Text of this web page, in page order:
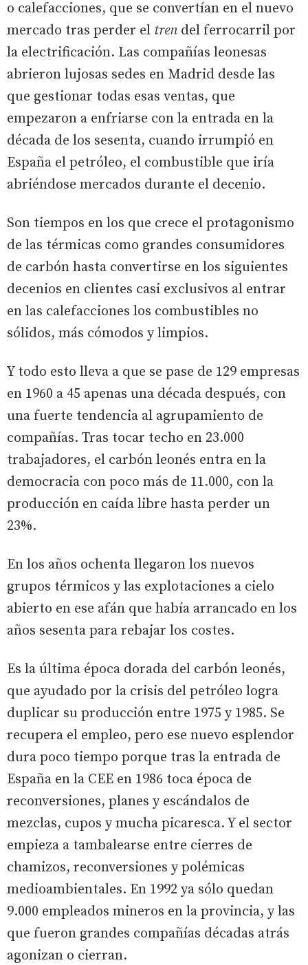
o calefacciones, que se convertían en el nuevo
mercado tras perder el tren del ferrocarril por
la electrificación. Las compañías leonesas
abrieron lujosas sedes en Madrid desde las
que gestionar todas esas ventas, que
empezaron a enfriarse con la entrada en la
década de los sesenta, cuando irrumpió en
España el petróleo, el combustible que iría
abriéndose mercados durante el decenio.
Son tiempos en los que crece el protagonismo
de las térmicas como grandes consumidores
de carbón hasta convertirse en los siguientes
decenios en clientes casi exclusivos al entrar
en las calefacciones los combustibles no
sólidos, más cómodos y limpios.
Y todo esto lleva a que se pase de 129 empresas
en 1960 a 45 apenas una década después, con
una fuerte tendencia al agrupamiento de
compañías. Tras tocar techo en 23.000
trabajadores, el carbón leonés entra en la
democracia con poco más de 11.000, con la
producción en caída libre hasta perder un
23%.
En los años ochenta llegaron los nuevos
grupos térmicos y las explotaciones a cielo
abierto en ese afán que había arrancado en los
años sesenta para rebajar los costes.
Es la última época dorada del carbón leonés,
que ayudado por la crisis del petróleo logra
duplicar su producción entre 1975 y 1985. Se
recupera el empleo, pero ese nuevo esplendor
dura poco tiempo porque tras la entrada de
España en la CEE en 1986 toca época de
reconversiones, planes y escándalos de
mezclas, cupos y mucha picaresca. Y el sector
empieza a tambalearse entre cierres de
chamizos, reconversiones y polémicas
medioambientales. En 1992 ya sólo quedan
9.000 empleados mineros en la provincia, y las
que fueron grandes compañías décadas atrás
agonizan o cierran.